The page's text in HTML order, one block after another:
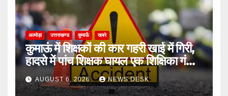
अल्मोड़ा उत्तराखण्ड कुमाऊँ खबरे
कुमाऊं में शिक्षकों की कार गहरी खाई में गिरी,
हादसे में पांच शिक्षक घायल एक शिक्षिका गंभीर
घायल
AUGUST 6, 2026 NEWS DESK